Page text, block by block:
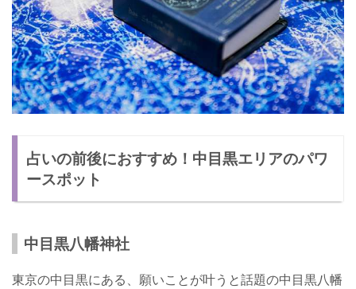
占いの前後におすすめ！中目黒エリアのパワ
ースポット
中目黒八幡神社
東京の中目黒にある、願いことが叶うと話題の中目黒八幡